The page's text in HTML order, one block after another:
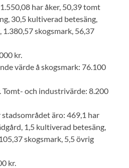
har åker, 50,39 tomt
30,5 kultiverad betesäng,
1.380,57 skogsmark, 56,37
kr.
värde å skogsmark: 76.100
Tomt- och industrivärde: 8.200
äro: 469,1 har
1,5 kultiverad betesäng,
skogsmark, 5,5 övrig
kr.